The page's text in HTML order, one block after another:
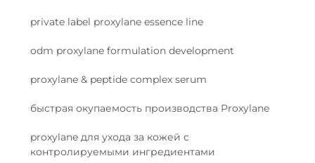
private label proxylane essence line
odm proxylane formulation development
proxylane & peptide complex serum
быстрая окупаемость производства Proxylane
proxylane для ухода за кожей с
контролируемыми ингредиентами